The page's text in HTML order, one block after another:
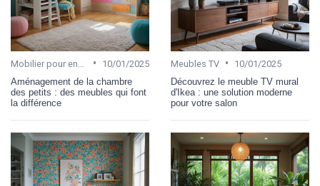
•
10/01/2025
Aménagement de la chambre
des petits : des meubles qui font
la différence
Meubles TV •
10/01/2025
Découvrez le meuble TV mural
d'Ikea : une solution moderne
pour votre salon